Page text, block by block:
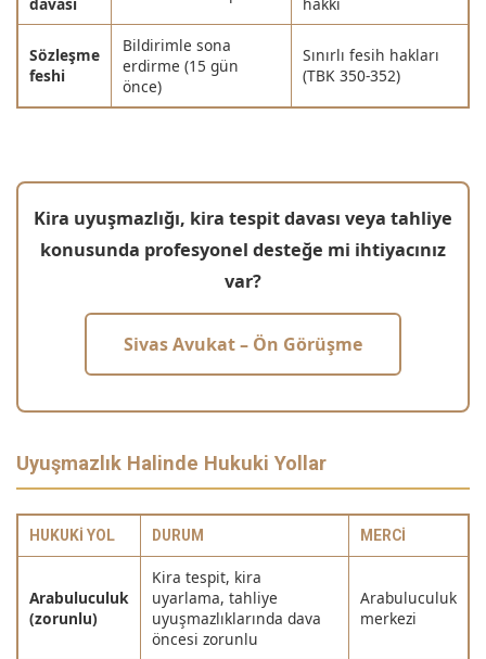
Sözleşme
feshi
Bildirimle sona
erdirme (15 gün
önce)
Sınırlı fesih hakları
(TBK 350-352)
Kira uyuşmazlığı, kira tespit davası veya tahliye
konusunda profesyonel desteğe mi ihtiyacınız
var?
Sivas Avukat – Ön Görüşme
Uyuşmazlık Halinde Hukuki Yollar
HUKUKI YOL DURUM MERCI
Arabuluculuk
(zorunlu)
Kira tespit, kira
uyarlama, tahliye
uyuşmazlıklarında dava
öncesi zorunlu
Arabuluculuk
merkezi